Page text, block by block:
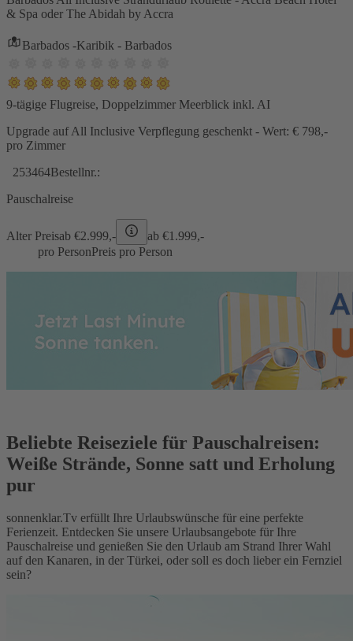
& Spa oder The Abidah by Accra
Barbados -Karibik - Barbados
9-tägige Flugreise, Doppelzimmer Meerblick inkl. AI
Upgrade auf All Inclusive Verpflegung geschenkt - Wert: € 798,-
pro Zimmer
253464Bestellnr.:
Pauschalreise
Alter Preisab €2.999,- ab €1.999,-
pro PersonPreis pro Person
Beliebte Reiseziele für Pauschalreisen:
Weiße Strände, Sonne satt und Erholung
pur
sonnenklar.Tv erfüllt Ihre Urlaubswünsche für eine perfekte
Ferienzeit. Entdecken Sie unsere Urlaubsangebote für Ihre
Pauschalreise und genießen Sie den Urlaub am Strand Ihrer Wahl
auf den Kanaren, in der Türkei, oder soll es doch lieber ein Fernziel
sein?